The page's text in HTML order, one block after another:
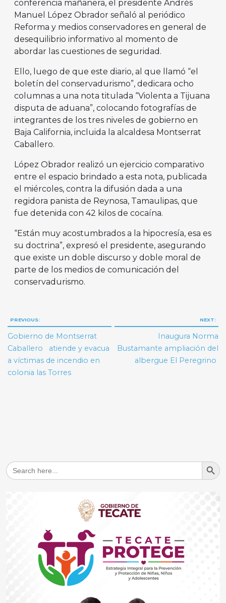
conferencia mañanera, el presidente Andrés
Manuel López Obrador señaló al periódico
Reforma y medios conservadores en general de
desequilibrio informativo al momento de
abordar las cuestiones de seguridad.
Ello, luego de que este diario, al que llamó “el
boletín del conservadurismo”, dedicara ocho
columnas a una nota titulada “Violenta a Tijuana
disputa de aduana”, colocando fotografías de
integrantes de los tres niveles de gobierno en
Baja California, incluida la alcaldesa Montserrat
Caballero.
López Obrador realizó un ejercicio comparativo
entre el espacio brindado a esta nota, publicada
el miércoles, contra la difusión dada a una
regidora panista de Reynosa, Tamaulipas, que
fue detenida con 42 kilos de cocaína.
“Están muy acostumbrados a la hipocresía, esa es
su doctrina”, expresó el presidente, asegurando
que existe un doble discurso y doble moral de
parte de los medios de comunicación del
conservadurismo.
Navegación
de
entradas
PREVIOUS:
Gobierno de Montserrat
Caballero atiende y evacua
a víctimas de incendio en
colonia las Torres
NEXT:
Inaugura Norma
Bustamante ampliación del
albergue El Peregrino
Search
for:
Search